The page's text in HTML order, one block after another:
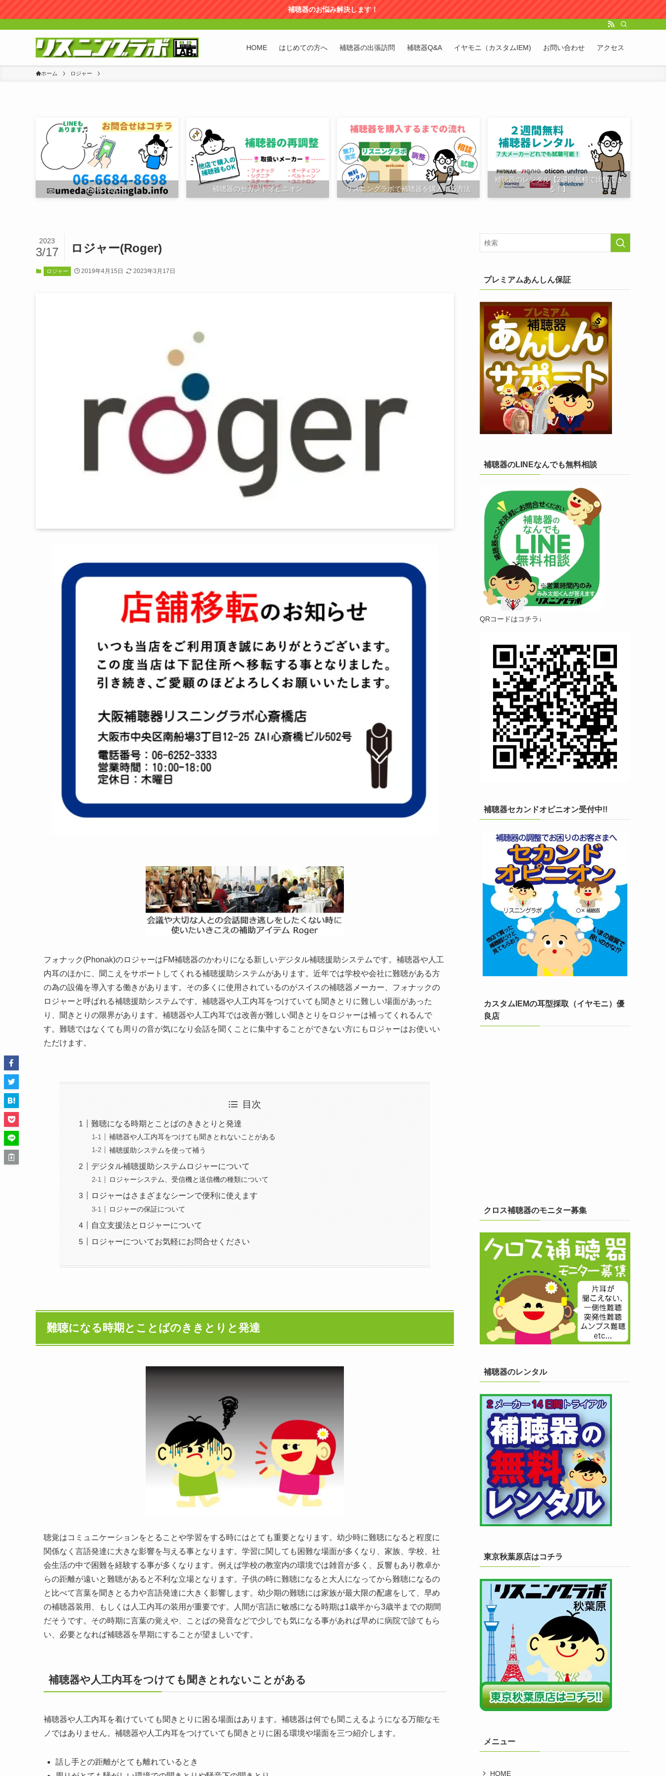
補聴器のお悩み解決します！
HOME はじめての方へ 補聴器の出張訪問 補聴器Q&A イヤモニ（カスタムIEM) お問い合わせ アクセス
ホーム ロジャー
お問い合わせ 補聴器のセカンドオピニオン リスニングラボで補聴器を購入する方法
補聴器のレンタル【2週間無料で比較でき
る！】
ロジャー(Roger)
2023
3/17
ロジャー 2019年4月15日 2023年3月17日
フォナック(Phonak)のロジャーはFM補聴器のかわりになる新しいデジタル補聴援助システムです。補聴器や人工
内耳のほかに、聞こえをサポートしてくれる補聴援助システムがあります。近年では学校や会社に難聴がある方
の為の設備を導入する働きがあります。その多くに使用されているのがスイスの補聴器メーカー、フォナックの
ロジャーと呼ばれる補聴援助システムです。補聴器や人工内耳をつけていても聞きとりに難しい場面があった
り、聞きとりの限界があります。補聴器や人工内耳では改善が難しい聞きとりをロジャーは補ってくれるんで
す。難聴ではなくても周りの音が気になり会話を聞くことに集中することができない方にもロジャーはお使いい
ただけます。
目次
難聴になる時期とことばのききとりと発達
補聴器や人工内耳をつけても聞きとれないことがある
補聴援助システムを使って補う
デジタル補聴援助システムロジャーについて
ロジャーシステム、受信機と送信機の種類について
ロジャーはさまざまなシーンで便利に使えます
ロジャーの保証について
自立支援法とロジャーについて
ロジャーについてお気軽にお問合せください
難聴になる時期とことばのききとりと発達
聴覚はコミュニケーションをとることや学習をする時にはとても重要となります。幼少時に難聴になると程度に
関係なく言語発達に大きな影響を与える事となります。学習に関しても困難な場面が多くなり、家族、学校、社
会生活の中で困難を経験する事が多くなります。例えば学校の教室内の環境では雑音が多く、反響もあり教卓か
らの距離が遠いと難聴があると不利な立場となります。子供の時に難聴になると大人になってから難聴になるの
と比べて言葉を聞きとる力や言語発達に大きく影響します。幼少期の難聴には家族が最大限の配慮をして、早め
の補聴器装用、もしくは人工内耳の装用が重要です。人間が言語に敏感になる時期は1歳半から3歳半までの期間
だそうです。その時期に言葉の覚えや、ことばの発音などで少しでも気になる事があれば早めに病院で診てもら
い、必要となれば補聴器を早期にすることが望ましいです。
補聴器や人工内耳をつけても聞きとれないことがある
補聴器や人工内耳を着けていても聞きとりに困る場面はあります。補聴器は何でも聞こえるようになる万能なモ
ノではありません。補聴器や人工内耳をつけていても聞きとりに困る環境や場面を三つ紹介します。
話し手との距離がとても離れているとき
プレミアムあんしん保証
補聴器のLINEなんでも無料相談
QRコードはコチラ↓
補聴器セカンドオピニオン受付中!!
カスタムIEMの耳型採取（イヤモニ）優
良店
クロス補聴器のモニター募集
補聴器のレンタル
東京秋葉原店はコチラ
メニュー
HOME